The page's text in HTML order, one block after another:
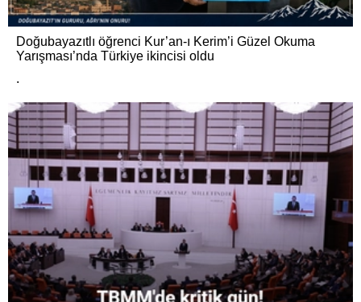
Doğubayazıtlı öğrenci Kur’an-ı Kerim’i Güzel Okuma
Yarışması’nda Türkiye ikincisi oldu
.